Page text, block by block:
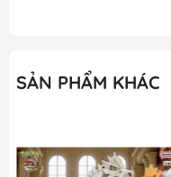
SẢN PHẨM KHÁC